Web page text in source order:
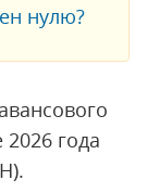
нулю?
года